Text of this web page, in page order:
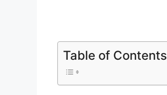
Table of Contents